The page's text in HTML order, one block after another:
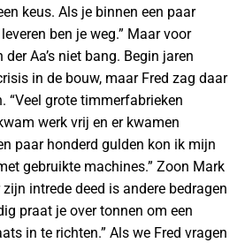
keus. Als je binnen een paar
ben je weg.” Maar voor
Aa’s niet bang. Begin jaren
in de bouw, maar Fred zag daar
“Veel grote timmerfabrieken
werk vrij en er kwamen
paar honderd gulden kon ik mijn
gebruikte machines.” Zoon Mark
intrede deed is andere bedragen
praat je over tonnen om een
in te richten.” Als we Fred vragen